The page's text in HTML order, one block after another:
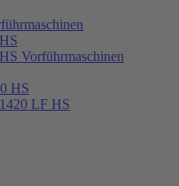
Vorführmaschinen
HS
LF HS